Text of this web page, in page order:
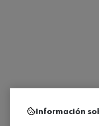
Información